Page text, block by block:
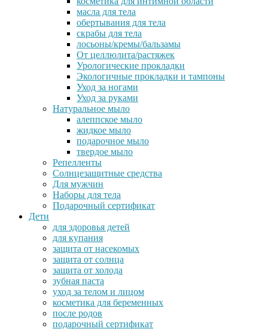
масла для тела
обертывания для тела
скрабы для тела
лосьоны/кремы/бальзамы
От целлюлита/растяжек
Урологические прокладки
Экологичные прокладки и тампоны
Уход за ногами
Уход за руками
Натуральное мыло
алеппское мыло
жидкое мыло
подарочное мыло
твердое мыло
Репелленты
Солнцезащитные средства
Для мужчин
Наборы для тела
Подарочный сертификат
Дети
для здоровья детей
для купания
защита от насекомых
защита от солнца
защита от холода
зубная паста
уход за телом и лицом
косметика для беременных
после родов
подарочный сертификат